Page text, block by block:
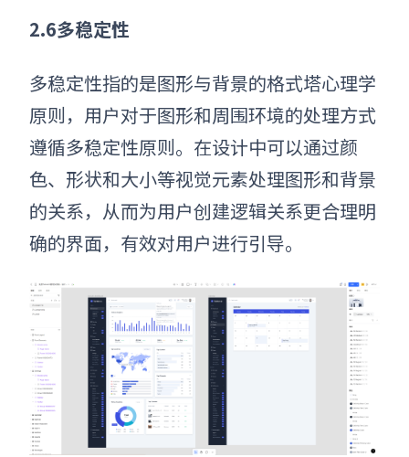
2.6多稳定性
多稳定性指的是图形与背景的格式塔心理学
原则，用户对于图形和周围环境的处理方式
遵循多稳定性原则。在设计中可以通过颜
色、形状和大小等视觉元素处理图形和背景
的关系，从而为用户创建逻辑关系更合理明
确的界面，有效对用户进行引导。